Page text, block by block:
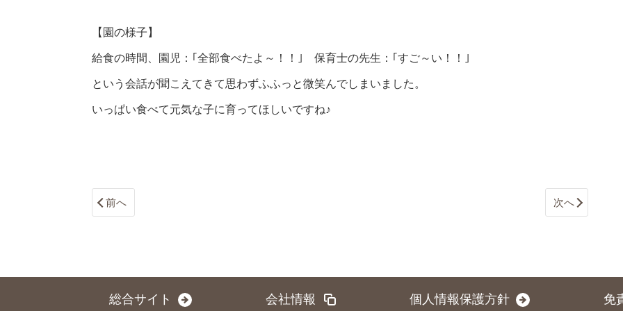
【園の様子】
給食の時間、園児：｢全部食べたよ～！！｣ 保育士の先生：｢すご～い！！｣
という会話が聞こえてきて思わずふふっと微笑んでしまいました。
いっぱい食べて元気な子に育ってほしいですね♪
前へ 次へ
総合サイト 会社情報 個人情報保護方針 免